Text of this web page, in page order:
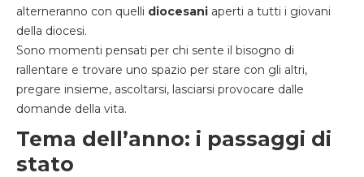
alterneranno con quelli diocesani aperti a tutti i giovani
della diocesi.
Sono momenti pensati per chi sente il bisogno di
rallentare e trovare uno spazio per stare con gli altri,
pregare insieme, ascoltarsi, lasciarsi provocare dalle
domande della vita.
Tema dell’anno: i passaggi di
stato